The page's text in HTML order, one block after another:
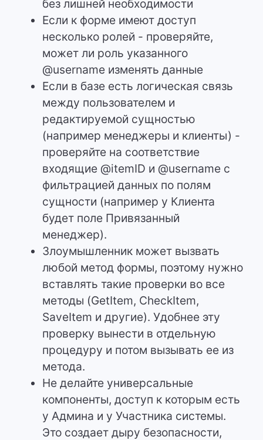
без лишней необходимости
Если к форме имеют доступ
несколько ролей - проверяйте,
может ли роль указанного
@username изменять данные
Если в базе есть логическая связь
между пользователем и
редактируемой сущностью
(например менеджеры и клиенты) -
проверяйте на соответствие
входящие @itemID и @username с
фильтрацией данных по полям
сущности (например у Клиента
будет поле Привязанный
менеджер).
Злоумышленник может вызвать
любой метод формы, поэтому нужно
вставлять такие проверки во все
методы (GetItem, CheckItem,
SaveItem и другие). Удобнее эту
проверку вынести в отдельную
процедуру и потом вызывать ее из
метода.
Не делайте универсальные
компоненты, доступ к которым есть
у Админа и у Участника системы.
Это создает дыру безопасности,